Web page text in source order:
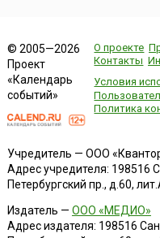
© 2005—2026
Проект
«Календарь
событий»
О проекте
Контакты
Условия
Политика
Учредитель — ООО
Адрес учредителя: 198516
Петербургский пр., д.60,
Издатель — ООО «МЕДИО»
Адрес издателя: 198516